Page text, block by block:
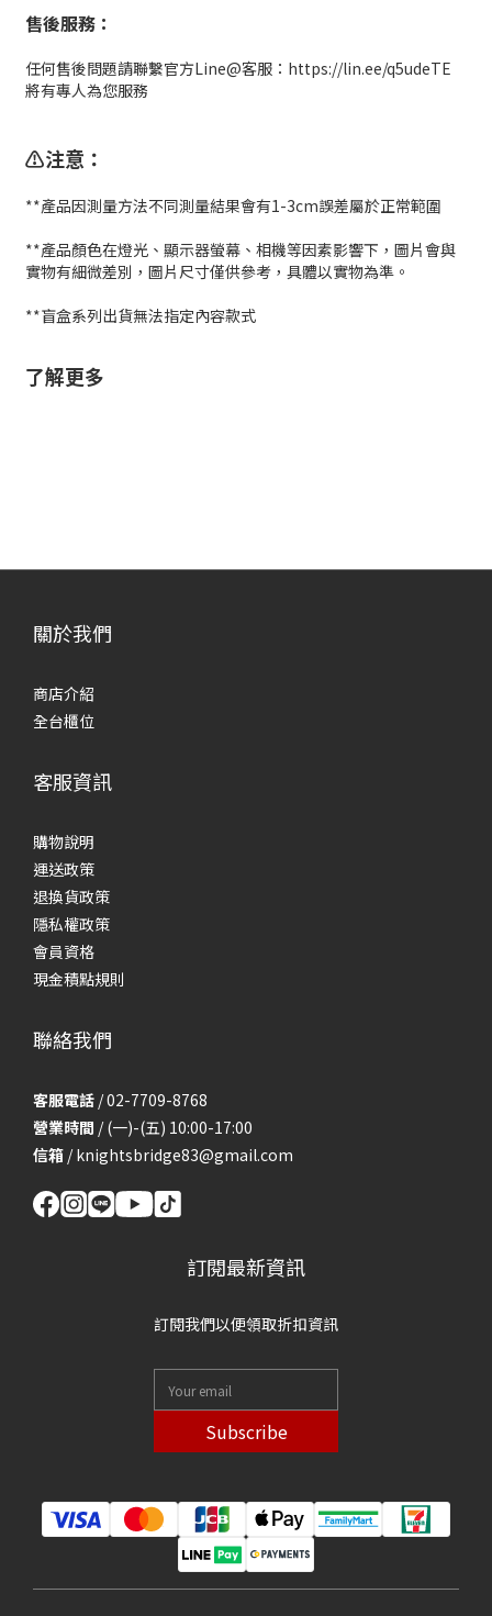
售後服務：
任何售後問題請聯繫官方Line@客服：https://lin.ee/q5udeTE
將有專人為您服務
⚠️注意：
**產品因測量方法不同測量結果會有1-3cm誤差屬於正常範圍
**產品顏色在燈光、顯示器螢幕、相機等因素影響下，圖片會與
實物有細微差別，圖片尺寸僅供參考，具體以實物為準。
**盲盒系列出貨無法指定內容款式
了解更多
關於我們
商店介紹
全台櫃位
客服資訊
購物說明
運送政策
退換貨政策
隱私權政策
會員資格
現金積點規則
聯絡我們
客服電話 / 02-7709-8768
營業時間 / (一)-(五) 10:00-17:00
信箱 /knightsbridge83@gmail.com
訂閱最新資訊
訂閱我們以便領取折扣資訊
Subscribe